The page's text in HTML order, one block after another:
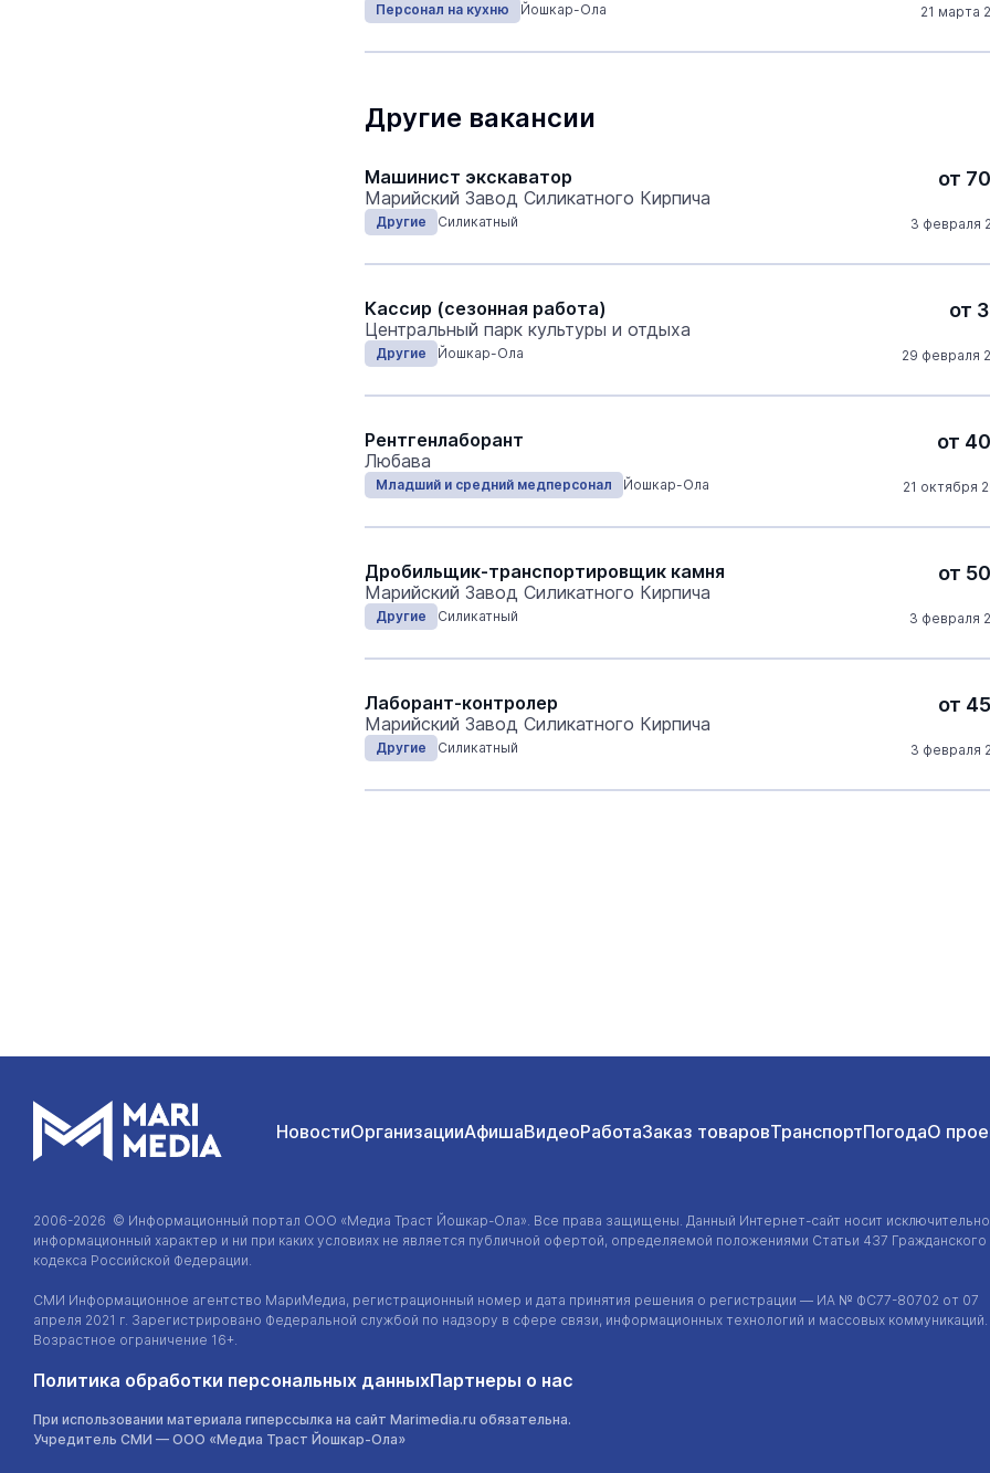
Персонал на кухню Йошкар-Ола 21 марта
Другие вакансии
Машинист экскаватор
Марийский Завод Силикатного Кирпича
от
Другие Силикатный 3 февраля
Кассир (сезонная работа)
Центральный парк культуры и отдыха
от
Другие Йошкар-Ола 29 февраля
Рентгенлаборант
Любава
от
Младший и средний медперсонал Йошкар-Ола 21 октября
Дробильщик-транспортировщик камня
Марийский Завод Силикатного Кирпича
от
Другие Силикатный 3 февраля
Лаборант-контролер
Марийский Завод Силикатного Кирпича
от
Другие Силикатный 3 февраля
НовостиОрганизацииАфишаВидеоРаботаЗаказ товаровТранспортПогодаО
2006-2026 © Информационный портал ООО «Медиа Траст Йошкар-Ола». Все права защищены. Данный Интернет-сайт носит исключительно
информационный характер и ни при каких условиях не является публичной офертой, определяемой положениями Статьи 437 Гражданского
кодекса Российской Федерации.
СМИ Информационное агентство МариМедиа, регистрационный номер и дата принятия решения о регистрации — ИА № ФС77-80702 от 07
апреля 2021 г. Зарегистрировано Федеральной службой по надзору в сфере связи, информационных технологий и массовых коммуникаций.
Возрастное ограничение 16+.
Политика обработки персональных данныхПартнеры о нас
При использовании материала гиперссылка на сайт Marimedia.ru обязательна.
Учредитель СМИ — ООО «Медиа Траст Йошкар-Ола»